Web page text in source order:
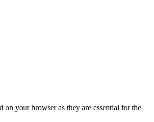
on your browser as they are essential for the